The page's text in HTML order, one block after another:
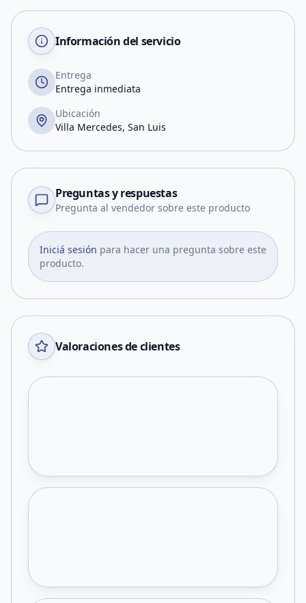
Información del servicio
Entrega
Entrega inmediata
Ubicación
Villa Mercedes, San Luis
Preguntas y respuestas
Pregunta al vendedor sobre este producto
Iniciá sesión para hacer una pregunta sobre este
producto.
Valoraciones de clientes